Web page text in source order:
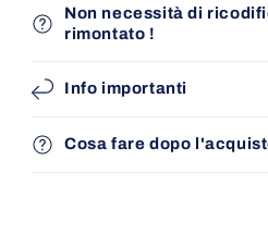
Non necessità di
rimontato !
Info importanti
Cosa fare dopo